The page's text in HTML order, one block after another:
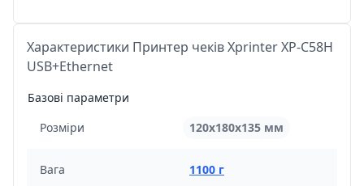
Характеристики Принтер чеків Xprinter XP-C58H
USB+Ethernet
Базові параметри
Розміри
120х180х135 мм
Вага 1100 г